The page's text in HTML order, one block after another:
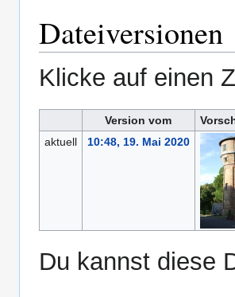
Dateiversionen
Klicke auf einen
Version vom
aktuell
10:48, 19. Mai 2020
Du kannst diese